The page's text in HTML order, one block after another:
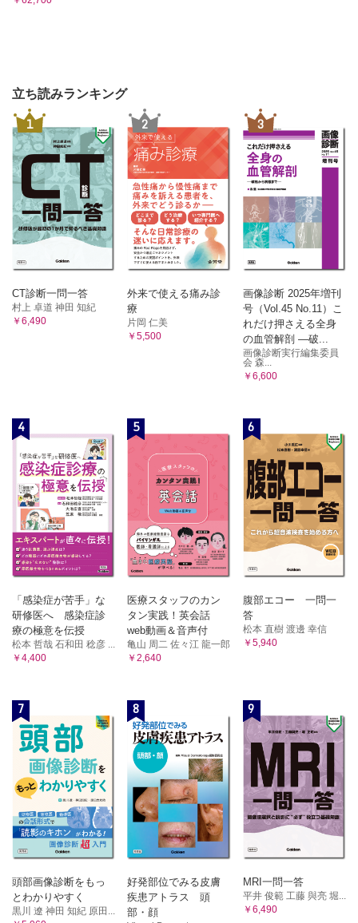
立ち読みランキング
1
CT診断一問一答
村上 卓道 神田 知紀
￥6,490
2
外来で使える痛み診
療
片岡 仁美
￥5,500
3
画像診断 2025年増刊
号（Vol.45 No.11）こ
れだけ押さえる全身
の血管解剖 ―破...
画像診断実行編集委員
会 森...
￥6,600
4
「感染症が苦手」な
研修医へ 感染症診
療の極意を伝授
松本 哲哉 石和田 稔彦 ...
￥4,400
5
医療スタッフのカン
タン実践！英会話
web動画＆音声付
亀山 周二 佐々江 龍一郎
￥2,640
6
腹部エコー 一問一
答
松本 直樹 渡邊 幸信
￥5,940
7
頭部画像診断をもっ
とわかりやすく
黒川 遼 神田 知紀 原田...
8
好発部位でみる皮膚
疾患アトラス 頭
部・顔
9
MRI一問一答
平井 俊範 工藤 與亮 堀...
￥6,490